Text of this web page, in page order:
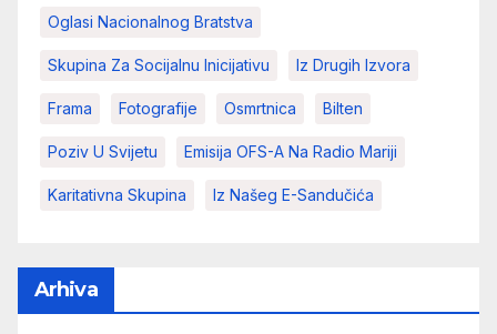
Oglasi Nacionalnog Bratstva
Skupina Za Socijalnu Inicijativu Iz Drugih Izvora
Frama Fotografije Osmrtnica Bilten
Poziv U Svijetu Emisija OFS-A Na Radio Mariji
Karitativna Skupina Iz Našeg E-Sandučića
Arhiva